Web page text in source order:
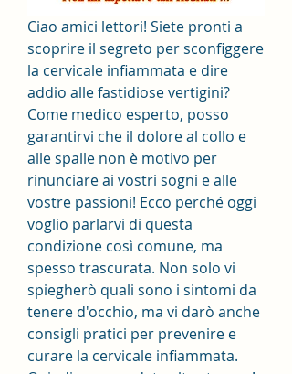
Ciao amici lettori! Siete pronti a
scoprire il segreto per sconfiggere
la cervicale infiammata e dire
addio alle fastidiose vertigini?
Come medico esperto, posso
garantirvi che il dolore al collo e
alle spalle non è motivo per
rinunciare ai vostri sogni e alle
vostre passioni! Ecco perché oggi
voglio parlarvi di questa
condizione così comune, ma
spesso trascurata. Non solo vi
spiegherò quali sono i sintomi da
tenere d'occhio, ma vi darò anche
consigli pratici per prevenire e
curare la cervicale infiammata.